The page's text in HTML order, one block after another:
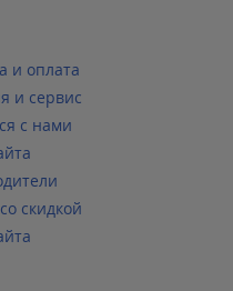
и оплата
и сервис
с нами
скидкой